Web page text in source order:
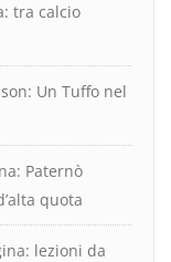
tra calcio
Un Tuffo nel
Paternò
quota
lezioni da